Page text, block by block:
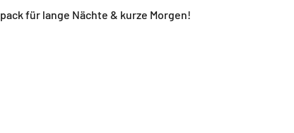
für lange Nächte & kurze Morgen!